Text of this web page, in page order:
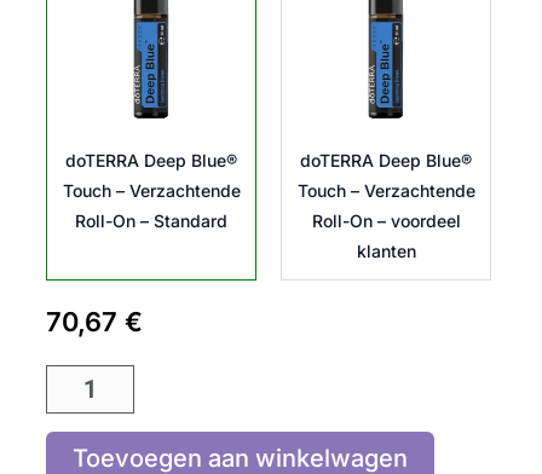
doTERRA Deep Blue®
Touch – Verzachtende
Roll-On – Standard
doTERRA Deep Blue®
Touch – Verzachtende
Roll-On – voordeel
klanten
70,67 €
Verzachtende
Toevoegen aan winkelwagen